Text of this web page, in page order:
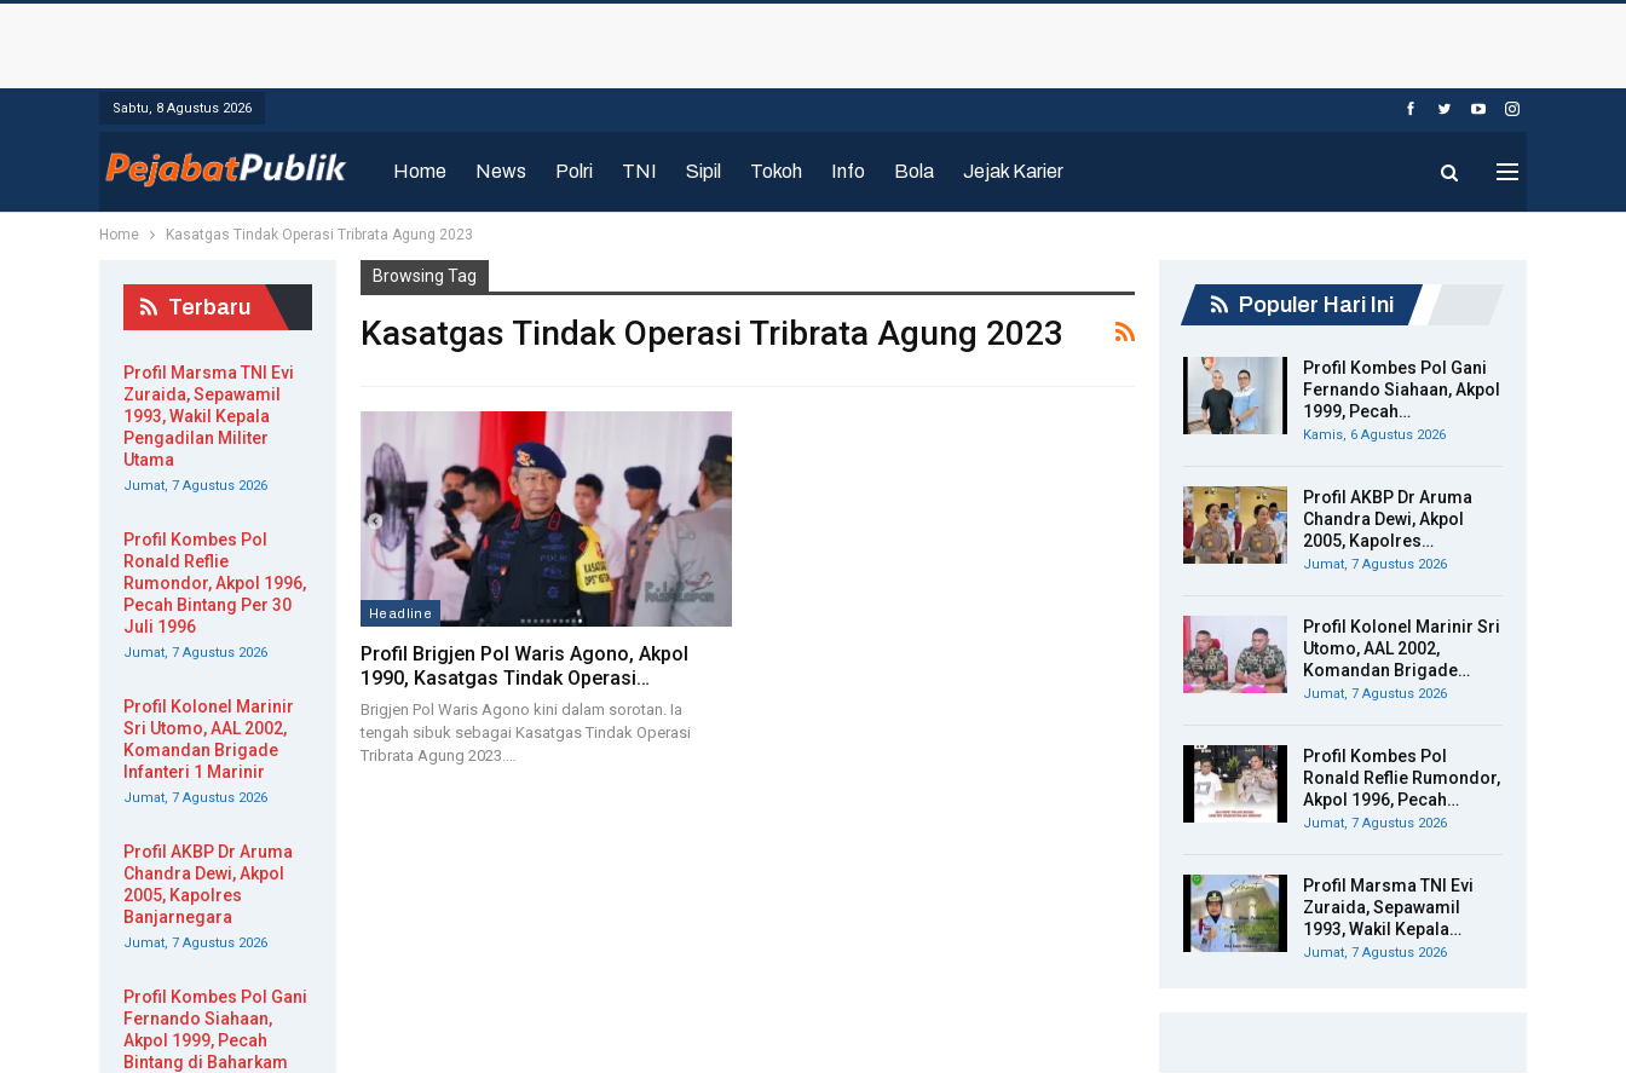
Sabtu, 8 Agustus 2026
Home News Polri TNI Sipil Tokoh Info Bola Jejak Karier
Home Kasatgas Tindak Operasi Tribrata Agung 2023
Browsing Tag
Kasatgas Tindak Operasi Tribrata Agung 2023
Headline
Profil Brigjen Pol Waris Agono, Akpol
1990, Kasatgas Tindak Operasi…
Brigjen Pol Waris Agono kini dalam sorotan. Ia
tengah sibuk sebagai Kasatgas Tindak Operasi
Tribrata Agung 2023.…
Populer Hari Ini
Profil Kombes Pol Gani
Fernando Siahaan, Akpol
1999, Pecah…
Kamis, 6 Agustus 2026
Profil AKBP Dr Aruma
Chandra Dewi, Akpol
2005, Kapolres…
Jumat, 7 Agustus 2026
Profil Kolonel Marinir Sri
Utomo, AAL 2002,
Komandan Brigade…
Jumat, 7 Agustus 2026
Profil Kombes Pol
Ronald Reflie Rumondor,
Akpol 1996, Pecah…
Jumat, 7 Agustus 2026
Profil Marsma TNI Evi
Zuraida, Sepawamil
1993, Wakil Kepala…
Jumat, 7 Agustus 2026
Terbaru
Profil Marsma TNI Evi
Zuraida, Sepawamil
1993, Wakil Kepala
Pengadilan Militer
Utama
Jumat, 7 Agustus 2026
Profil Kombes Pol
Ronald Reflie
Rumondor, Akpol 1996,
Pecah Bintang Per 30
Juli 1996
Jumat, 7 Agustus 2026
Profil Kolonel Marinir
Sri Utomo, AAL 2002,
Komandan Brigade
Infanteri 1 Marinir
Jumat, 7 Agustus 2026
Profil AKBP Dr Aruma
Chandra Dewi, Akpol
2005, Kapolres
Banjarnegara
Jumat, 7 Agustus 2026
Profil Kombes Pol Gani
Fernando Siahaan,
Akpol 1999, Pecah
Bintang di Baharkam